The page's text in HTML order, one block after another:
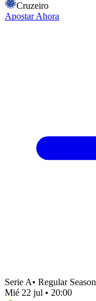
Cruzeiro
Apostar Ahora
Serie A• Regular Season
Mié 22 jul • 20:00